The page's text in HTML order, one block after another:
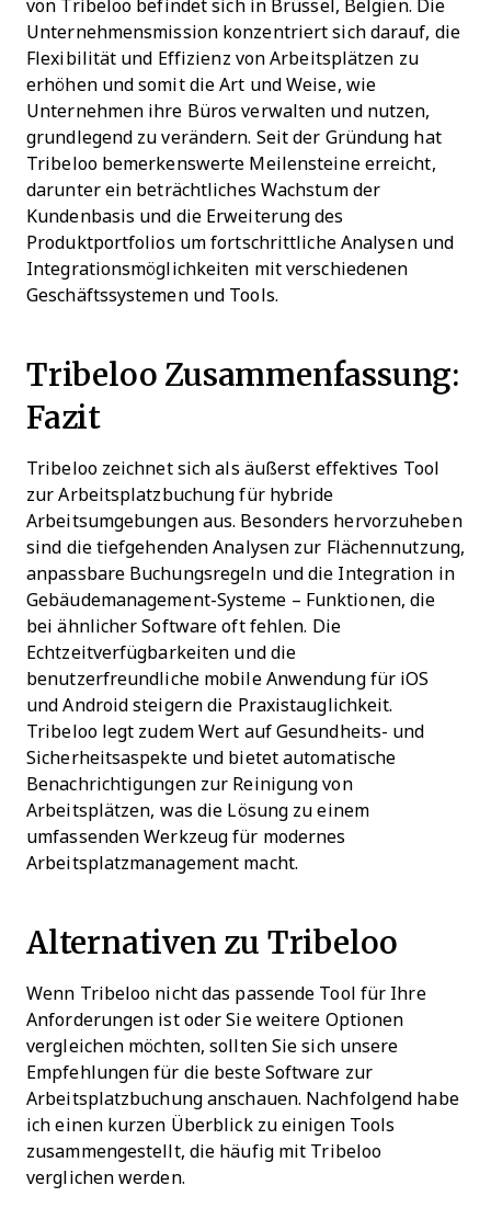
von Tribeloo befindet sich in Brüssel, Belgien. Die
Unternehmensmission konzentriert sich darauf, die
Flexibilität und Effizienz von Arbeitsplätzen zu
erhöhen und somit die Art und Weise, wie
Unternehmen ihre Büros verwalten und nutzen,
grundlegend zu verändern. Seit der Gründung hat
Tribeloo bemerkenswerte Meilensteine erreicht,
darunter ein beträchtliches Wachstum der
Kundenbasis und die Erweiterung des
Produktportfolios um fortschrittliche Analysen und
Integrationsmöglichkeiten mit verschiedenen
Geschäftssystemen und Tools.
Tribeloo Zusammenfassung:
Fazit
Tribeloo zeichnet sich als äußerst effektives Tool
zur Arbeitsplatzbuchung für hybride
Arbeitsumgebungen aus. Besonders hervorzuheben
sind die tiefgehenden Analysen zur Flächennutzung,
anpassbare Buchungsregeln und die Integration in
Gebäudemanagement-Systeme – Funktionen, die
bei ähnlicher Software oft fehlen. Die
Echtzeitverfügbarkeiten und die
benutzerfreundliche mobile Anwendung für iOS
und Android steigern die Praxistauglichkeit.
Tribeloo legt zudem Wert auf Gesundheits- und
Sicherheitsaspekte und bietet automatische
Benachrichtigungen zur Reinigung von
Arbeitsplätzen, was die Lösung zu einem
umfassenden Werkzeug für modernes
Arbeitsplatzmanagement macht.
Alternativen zu Tribeloo
Wenn Tribeloo nicht das passende Tool für Ihre
Anforderungen ist oder Sie weitere Optionen
vergleichen möchten, sollten Sie sich unsere
Empfehlungen für die beste Software zur
Arbeitsplatzbuchung anschauen. Nachfolgend habe
ich einen kurzen Überblick zu einigen Tools
zusammengestellt, die häufig mit Tribeloo
verglichen werden.